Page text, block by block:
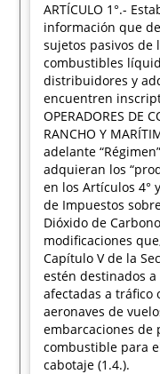
ARTÍCULO 1°.-
información que
sujetos pasivos de
combustibles
distribuidores y
encuentren
OPERADORES DE
RANCHO Y
adelante
adquieran los
en los Artículos 4°
de Impuestos
Dióxido de
modificaciones
Capítulo V de la
estén destinados
afectadas a tráfico
aeronaves de
embarcaciones de
combustible para
cabotaje (1.4.).